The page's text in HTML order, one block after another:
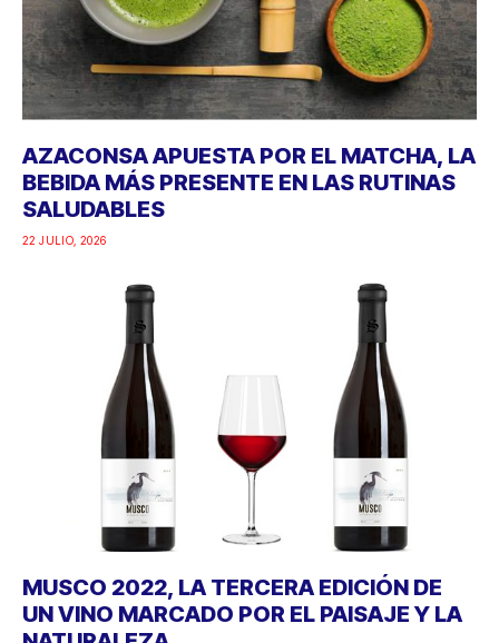
AZACONSA APUESTA POR EL MATCHA, LA
BEBIDA MÁS PRESENTE EN LAS RUTINAS
SALUDABLES
22 JULIO, 2026
MUSCO 2022, LA TERCERA EDICIÓN DE
UN VINO MARCADO POR EL PAISAJE Y LA